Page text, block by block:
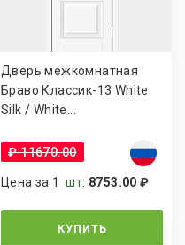
Дверь межкомнатная
Браво Классик-13 White
Silk / White...
₽ 11670.00
Цена за 1шт: 8753.00 ₽
КУПИТЬ